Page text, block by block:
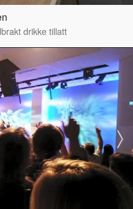
drikke tillatt